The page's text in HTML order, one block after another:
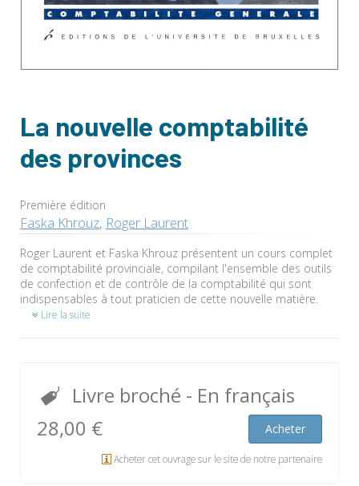
La nouvelle comptabilité
des provinces
Première édition
Faska Khrouz, Roger Laurent
Roger Laurent et Faska Khrouz présentent un cours complet
de comptabilité provinciale, compilant l'ensemble des outils
de confection et de contrôle de la comptabilité qui sont
indispensables à tout praticien de cette nouvelle matière.
Lire la suite
Livre broché - En français
28,00 €
Acheter
Acheter cet ouvrage sur le site de notre partenaire